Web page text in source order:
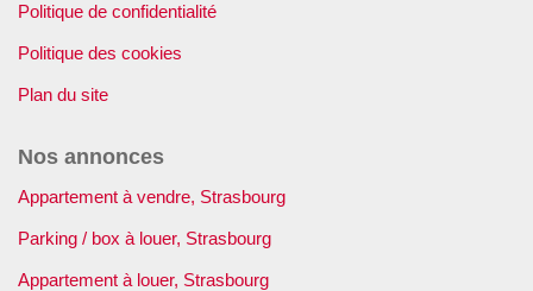
Politique de confidentialité
Politique des cookies
Plan du site
Nos annonces
Appartement à vendre, Strasbourg
Parking / box à louer, Strasbourg
Appartement à louer, Strasbourg